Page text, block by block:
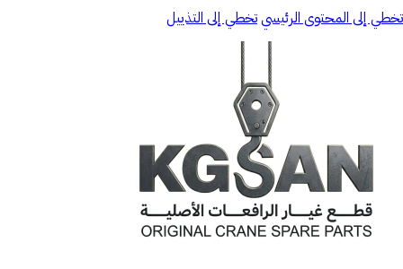
تخطي إلى المحتوى الرئيسيتخطي إلى التذييل